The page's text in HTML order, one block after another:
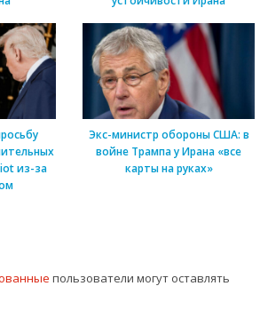
из-за
Экс-министр обороны США: в
войне Трампа у Ирана «все
карты на руках»
пользователи могут оставлять